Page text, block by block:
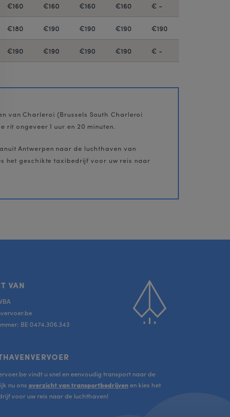
€160 €160 €160 €160 € -
€180 €190 €190 €190 €190
€190 €190 €190 €190 € -
van Charleroi (Brussels South Charleroi
rit ongeveer 1 uur en 20 minuten.
Antwerpen naar de luchthaven van
het geschikte taxibedrijf voor uw reis naar
VAN
BE 0474.306.343
Scroll
top
vindt u snel en eenvoudig transport naar de
nu ons overzicht van transportbedrijvenen kies het
voor uw reis naar de luchthaven!